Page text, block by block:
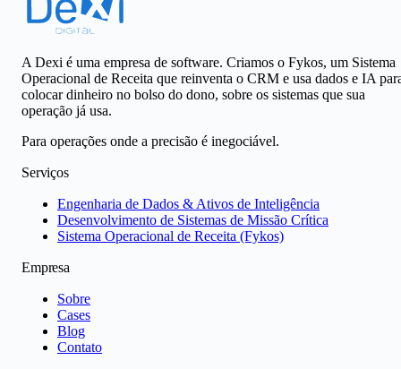
A Dexi é uma empresa de software. Criamos o Fykos, um Sistema
Operacional de Receita que reinventa o CRM e usa dados e IA
colocar dinheiro no bolso do dono, sobre os sistemas que sua
operação já usa.
Para operações onde a precisão é inegociável.
Serviços
Engenharia de Dados & Ativos de Inteligência
Desenvolvimento de Sistemas de Missão Crítica
Sistema Operacional de Receita (Fykos)
Empresa
Sobre
Cases
Blog
Contato